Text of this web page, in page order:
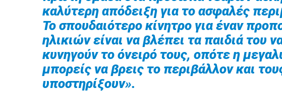
καλύτερη απόδειξη για το ασφαλές
Το σπουδαιότερο κίνητρο για έναν
ηλικιών είναι να βλέπει τα παιδιά του
κυνηγούν το όνειρό τους, οπότε η
μπορείς να βρεις το περιβάλλον και
υποστηρίξουν».